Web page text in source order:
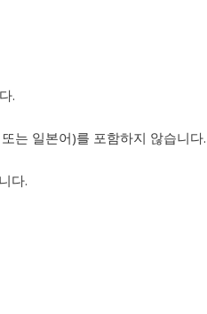
.
는 일본어)를 포함하지 않습니다.
다.